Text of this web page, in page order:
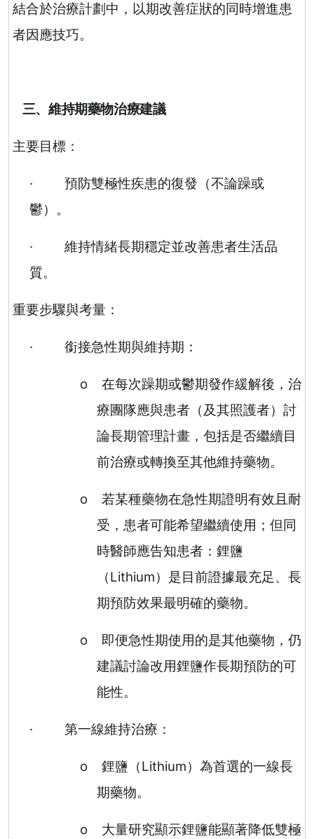
結合於治療計劃中，以期改善症狀的同時增進患
者因應技巧。
三、維持期藥物治療建議
主要目標：
·
預防雙極性疾患的復發（不論躁或
鬱）。
·
維持情緒長期穩定並改善患者生活品
質。
重要步驟與考量：
· 銜接急性期與維持期：
o
在每次躁期或鬱期發作緩解後，治
療團隊應與患者（及其照護者）討
論長期管理計畫，包括是否繼續目
前治療或轉換至其他維持藥物。
o
若某種藥物在急性期證明有效且耐
受，患者可能希望繼續使用；但同
時醫師應告知患者：鋰鹽
（Lithium）是目前證據最充足、長
期預防效果最明確的藥物。
o
即便急性期使用的是其他藥物，仍
建議討論改用鋰鹽作長期預防的可
能性。
· 第一線維持治療：
o 鋰鹽（Lithium）為首選的一線長
期藥物。
o
大量研究顯示鋰鹽能顯著降低雙極